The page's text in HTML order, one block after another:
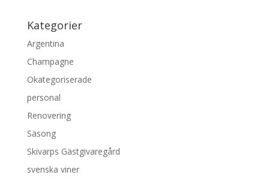
Kategorier
Argentina
Champagne
Okategoriserade
personal
Renovering
Säsong
Skivarps Gästgivaregård
svenska viner